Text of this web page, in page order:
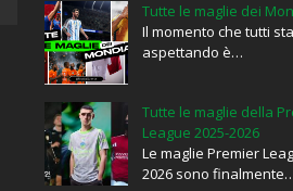
Tutte le maglie dei
Il momento che tutti
aspettando è…
Tutte le maglie della
League 2025-2026
Le maglie Premier
2026 sono